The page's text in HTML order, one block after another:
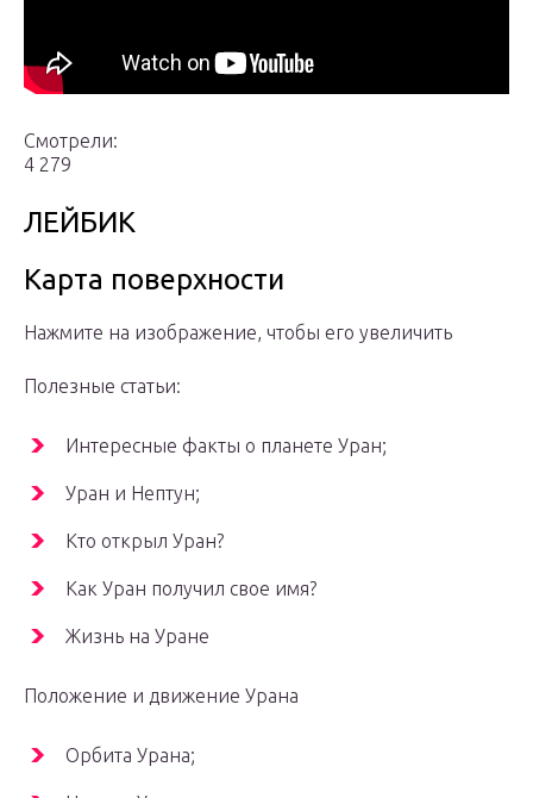
Смотрели:
4 279
ЛЕЙБИК
Карта поверхности
Нажмите на изображение, чтобы его увеличить
Полезные статьи:
Интересные факты о планете Уран;
Уран и Нептун;
Кто открыл Уран?
Как Уран получил свое имя?
Жизнь на Уране
Положение и движение Урана
Орбита Урана;